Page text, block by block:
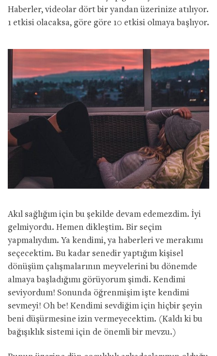
Haberler, videolar dört bir yandan üzerinize atılıyor.
1 etkisi olacaksa, göre göre 10 etkisi olmaya başlıyor.
Akıl sağlığım için bu şekilde devam edemezdim. İyi
gelmiyordu. Hemen dikleştim. Bir seçim
yapmalıydım. Ya kendimi, ya haberleri ve merakımı
seçecektim. Bu kadar senedir yaptığım kişisel
dönüşüm çalışmalarının meyvelerini bu dönemde
almaya başladığımı görüyorum şimdi. Kendimi
seviyordum! Sonunda öğrenmişim işte kendimi
sevmeyi! Oh be! Kendimi sevdiğim için hiçbir şeyin
beni düşürmesine izin vermeyecektim. (Kaldı ki bu
bağışıklık sistemi için de önemli bir mevzu.)